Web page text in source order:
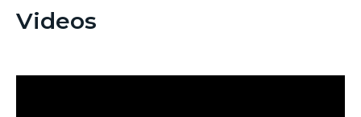
Videos